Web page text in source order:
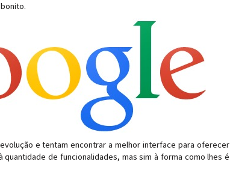
e tentam encontrar a melhor interface para oferecer
quantidade de funcionalidades, mas sim à forma como lhes é